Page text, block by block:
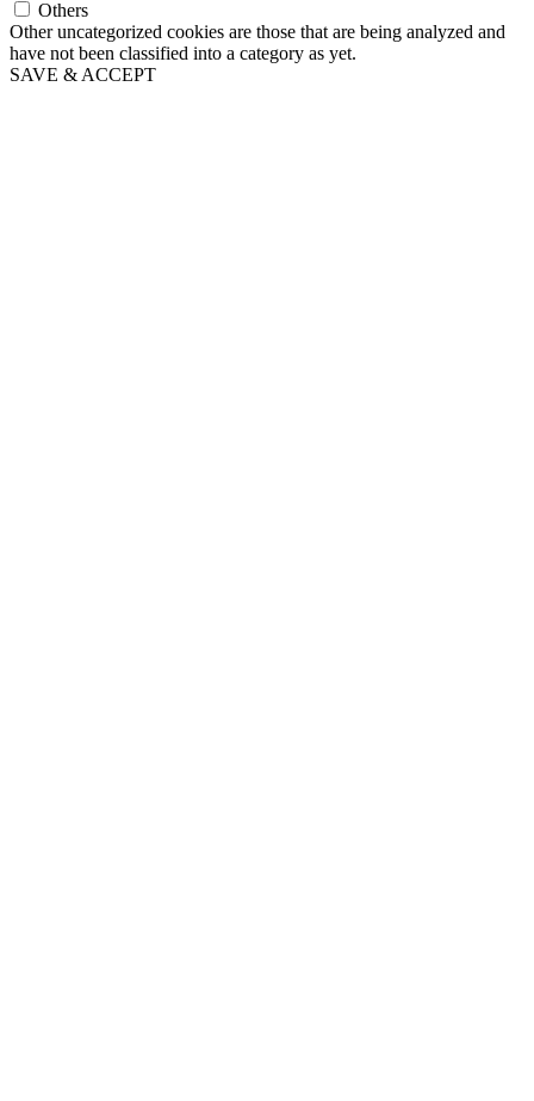
Others
Other uncategorized cookies are those that are being analyzed and
have not been classified into a category as yet.
SAVE & ACCEPT